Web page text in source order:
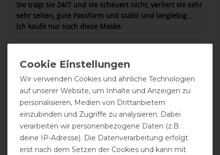
Sie trägt sie 24/7 und sie scheuert nicht, verliert sie sehr
sehr selten, gute Passform und stabil und langlebig...
Ich kaufe nur noch diese Maske.
Super Qualität, durch die Verstellmöglichkeit an der
Nase endlich keine Druckstellen mehr. Material nicht zu
dick und nicht zu dünn. Guter Augenabstand. Hält so
lange, wie Fliegenmasken eben halten ;-)
04.07.2025
Passform, Qualität und Größe passen hervorragend. Das
sind die ersten Fliegenmasken, die abends noch auf
Wir verwenden Cookies und ähnliche Technologien
auf unserer Website, um Inhalte und Anzeigen zu
personalisieren, Medien von Drittanbietern
einzubinden und Zugriffe zu analysieren. Dabei
verarbeiten wir personenbezogene Daten (z.B.
deine IP-Adresse). Die Datenverarbeitung erfolgt
erst nach dem Setzen der Cookies und kann mit